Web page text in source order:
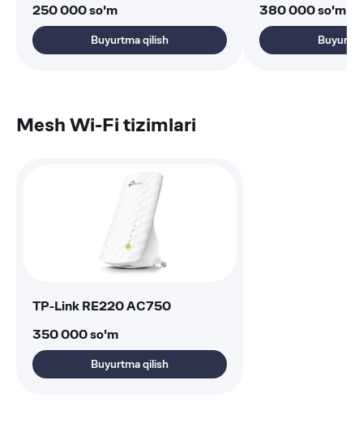
250 000so'm
Buyurtma qilish
380 000so'm
Mesh Wi-Fi tizimlari
TP-Link RE220 AC750
350 000so'm
Buyurtma qilish